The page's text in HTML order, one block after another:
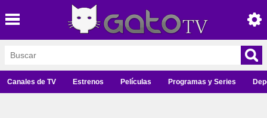
Canales de TV Estrenos Películas Programas y Series